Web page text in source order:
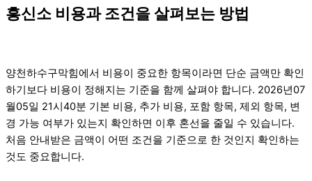
흥신소 비용과 조건을 살펴보는 방법
양천하수구막힘에서 비용이 중요한 항목이라면 단순 금액만 확인
하기보다 비용이 정해지는 기준을 함께 살펴야 합니다. 2026년07
월05일 21시40분 기본 비용, 추가 비용, 포함 항목, 제외 항목, 변
경 가능 여부가 있는지 확인하면 이후 혼선을 줄일 수 있습니다.
처음 안내받은 금액이 어떤 조건을 기준으로 한 것인지 확인하는
것도 중요합니다.